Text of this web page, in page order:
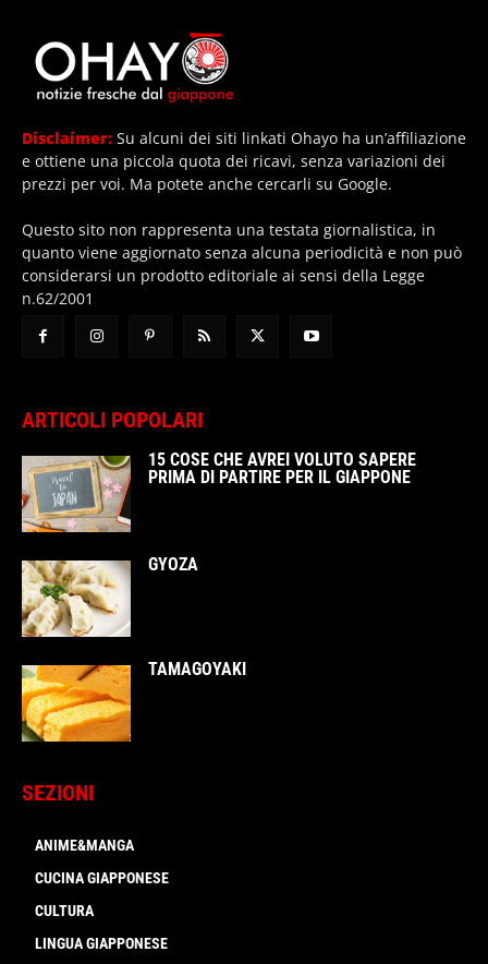
Disclaimer: Su alcuni dei siti linkati Ohayo ha un’affiliazione
e ottiene una piccola quota dei ricavi, senza variazioni dei
prezzi per voi. Ma potete anche cercarli su Google.
Questo sito non rappresenta una testata giornalistica, in
quanto viene aggiornato senza alcuna periodicità e non può
considerarsi un prodotto editoriale ai sensi della Legge
n.62/2001
ARTICOLI POPOLARI
15 COSE CHE AVREI VOLUTO SAPERE
PRIMA DI PARTIRE PER IL GIAPPONE
GYOZA
TAMAGOYAKI
SEZIONI
ANIME&MANGA
CUCINA GIAPPONESE
CULTURA
LINGUA GIAPPONESE